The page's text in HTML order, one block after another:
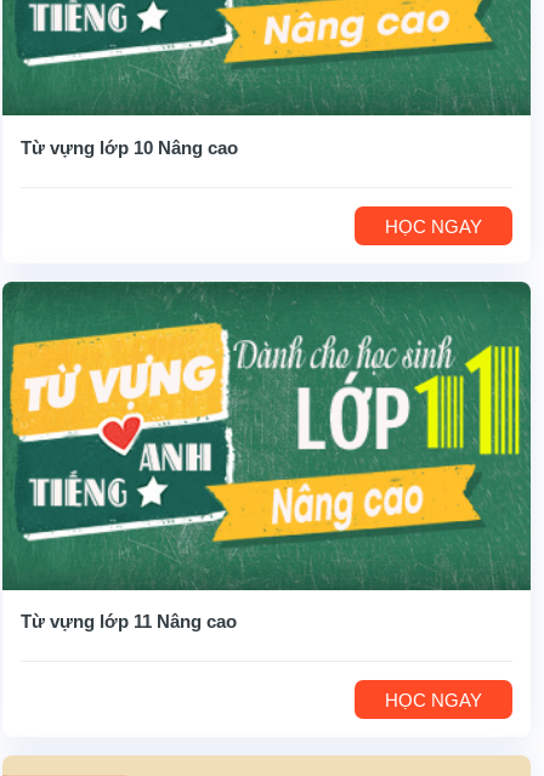
Từ vựng lớp 10 Nâng cao
HỌC NGAY
Từ vựng lớp 11 Nâng cao
HỌC NGAY